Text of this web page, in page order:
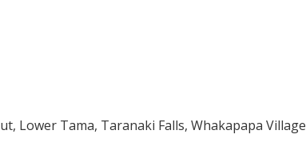
Lower Tama, Taranaki Falls, Whakapapa Village